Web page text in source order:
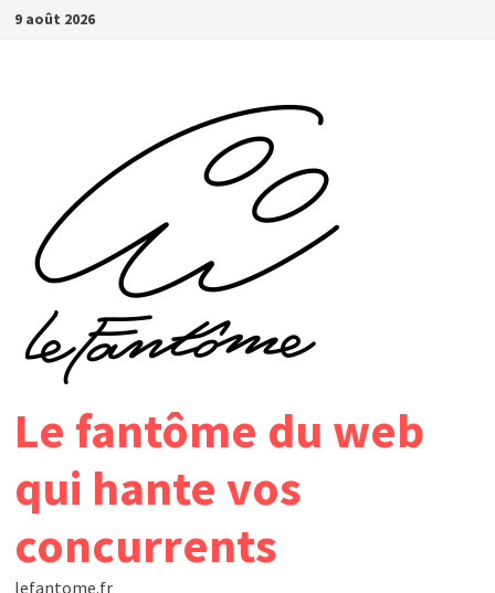
Passer
9 août 2026
Le fantôme du web
qui hante vos
concurrents
lefantome.fr